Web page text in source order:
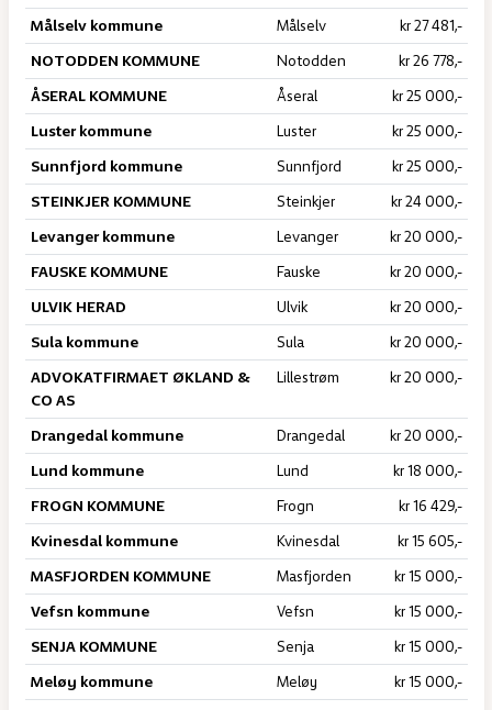
Målselv kommune Målselv kr 27 481,-
NOTODDEN KOMMUNE Notodden kr 26 778,-
ÅSERAL KOMMUNE Åseral kr 25 000,-
Luster kommune Luster kr 25 000,-
Sunnfjord kommune Sunnfjord kr 25 000,-
STEINKJER KOMMUNE Steinkjer kr 24 000,-
Levanger kommune Levanger kr 20 000,-
FAUSKE KOMMUNE Fauske kr 20 000,-
ULVIK HERAD Ulvik kr 20 000,-
Sula kommune Sula kr 20 000,-
ADVOKATFIRMAET ØKLAND &
CO AS
Lillestrøm kr 20 000,-
Drangedal kommune Drangedal kr 20 000,-
Lund kommune Lund kr 18 000,-
FROGN KOMMUNE Frogn kr 16 429,-
Kvinesdal kommune Kvinesdal kr 15 605,-
MASFJORDEN KOMMUNE Masfjorden kr 15 000,-
Vefsn kommune Vefsn kr 15 000,-
SENJA KOMMUNE Senja kr 15 000,-
Meløy kommune Meløy kr 15 000,-